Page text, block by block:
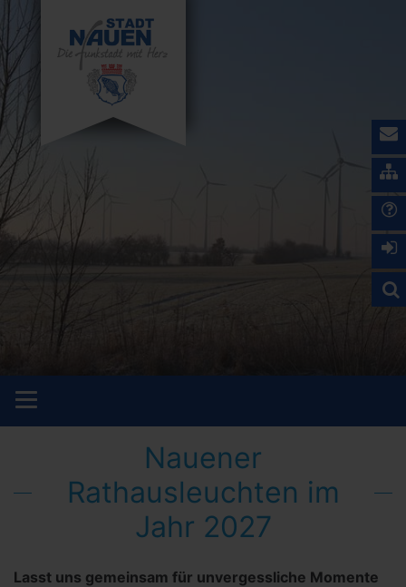
Nauener
Rathausleuchten im
Jahr 2027
Lasst uns gemeinsam für unvergessliche Momente